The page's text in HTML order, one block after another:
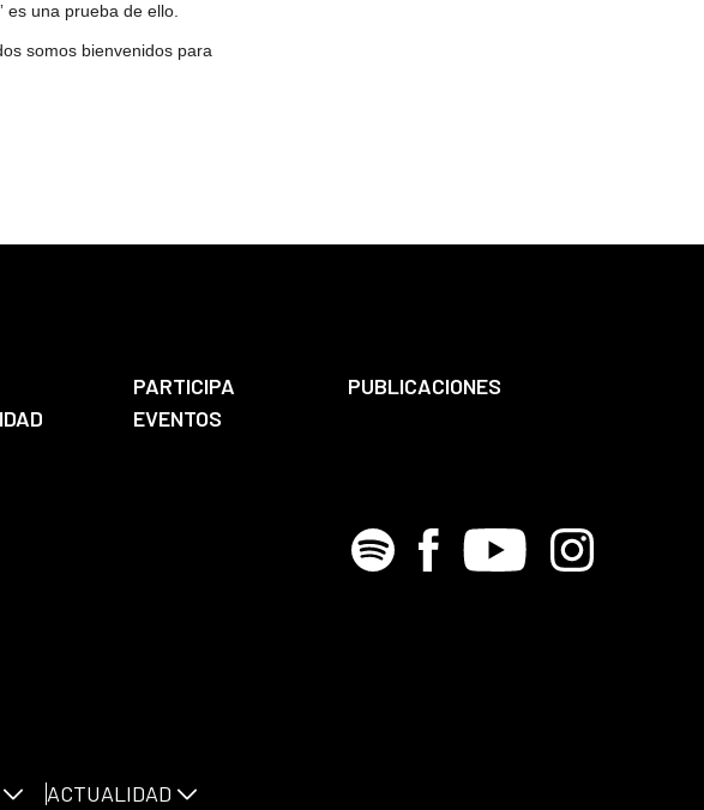
una prueba de ello.
somos bienvenidos para
PARTICIPA
PUBLICACIONES
EVENTOS
Spotify Facebook
Youtube Instagram
ACTUALIDAD